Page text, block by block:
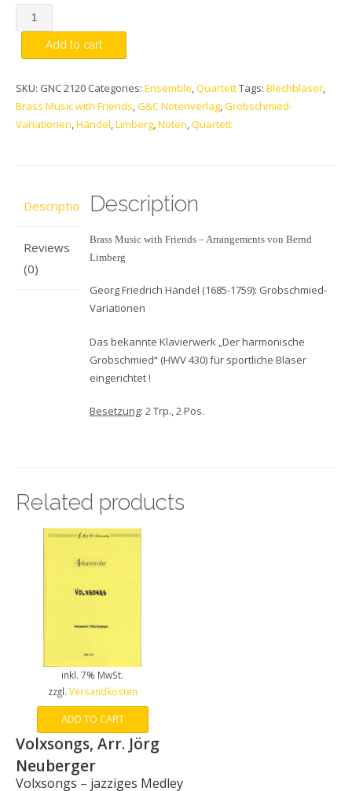
Quantity
Add to cart
SKU: GNC 2120 Categories: Ensemble,QuartettTags: Blechbläser,
Brass Music with Friends,G&C Notenverlag,Grobschmied-
Variationen,Händel,Limberg,Noten,Quartett
Description
Reviews
(0)
Description
Brass Music with Friends – Arrangements von Bernd
Limberg
Georg Friedrich Händel (1685-1759): Grobschmied-
Variationen
Das bekannte Klavierwerk „Der harmonische
Grobschmied“ (HWV 430) für sportliche Bläser
eingerichtet !
Besetzung: 2 Trp., 2 Pos.
Related products
inkl. 7% MwSt.
zzgl. Versandkosten
ADD TO CART
Volxsongs, Arr. Jörg
Neuberger
Volxsongs – jazziges Medley